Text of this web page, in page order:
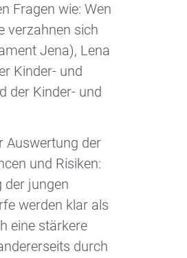
Fragen wie: Wen
verzahnen sich
Jena), Lena
Kinder- und
der Kinder- und
Auswertung der
und Risiken:
der jungen
werden klar als
eine stärkere
durch